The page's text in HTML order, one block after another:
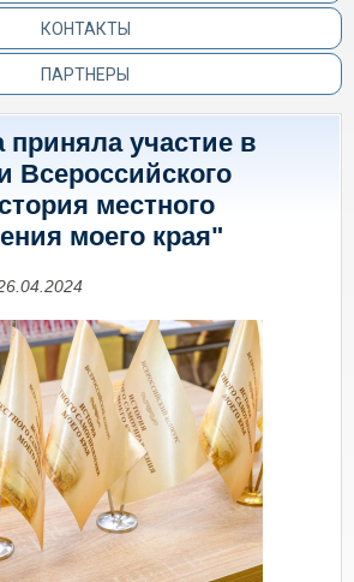
КОНТАКТЫ
ПАРТНЕРЫ
участие в
Всероссийского
местного
моего края"